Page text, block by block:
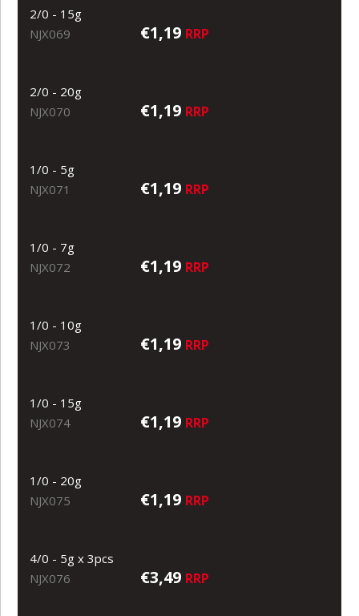
2/0 - 15g
NJX069
€1,19 RRP
2/0 - 20g
NJX070
€1,19 RRP
1/0 - 5g
NJX071
€1,19 RRP
1/0 - 7g
NJX072
€1,19 RRP
1/0 - 10g
NJX073
€1,19 RRP
1/0 - 15g
NJX074
€1,19 RRP
1/0 - 20g
NJX075
€1,19 RRP
4/0 - 5g x 3pcs
NJX076
€3,49 RRP